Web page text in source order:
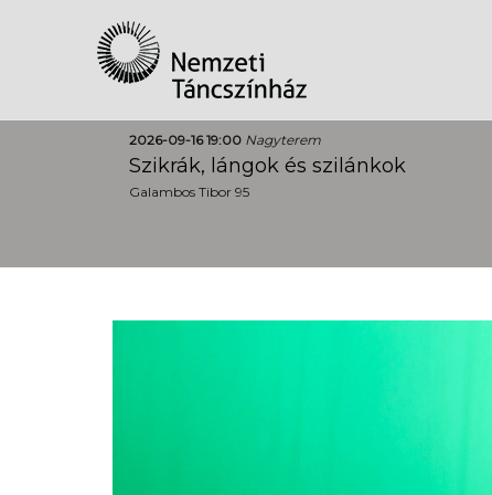
2026-09-16 19:00 Nagyterem
Szikrák, lángok és szilánkok
Galambos Tibor 95